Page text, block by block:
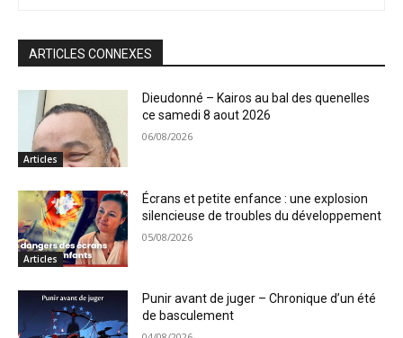
ARTICLES CONNEXES
Articles
Dieudonné – Kairos au bal des quenelles
ce samedi 8 aout 2026
06/08/2026
Articles
Écrans et petite enfance : une explosion
silencieuse de troubles du développement
05/08/2026
Punir avant de juger – Chronique d’un été
de basculement